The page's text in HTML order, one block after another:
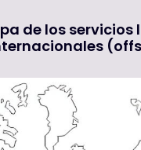
de los